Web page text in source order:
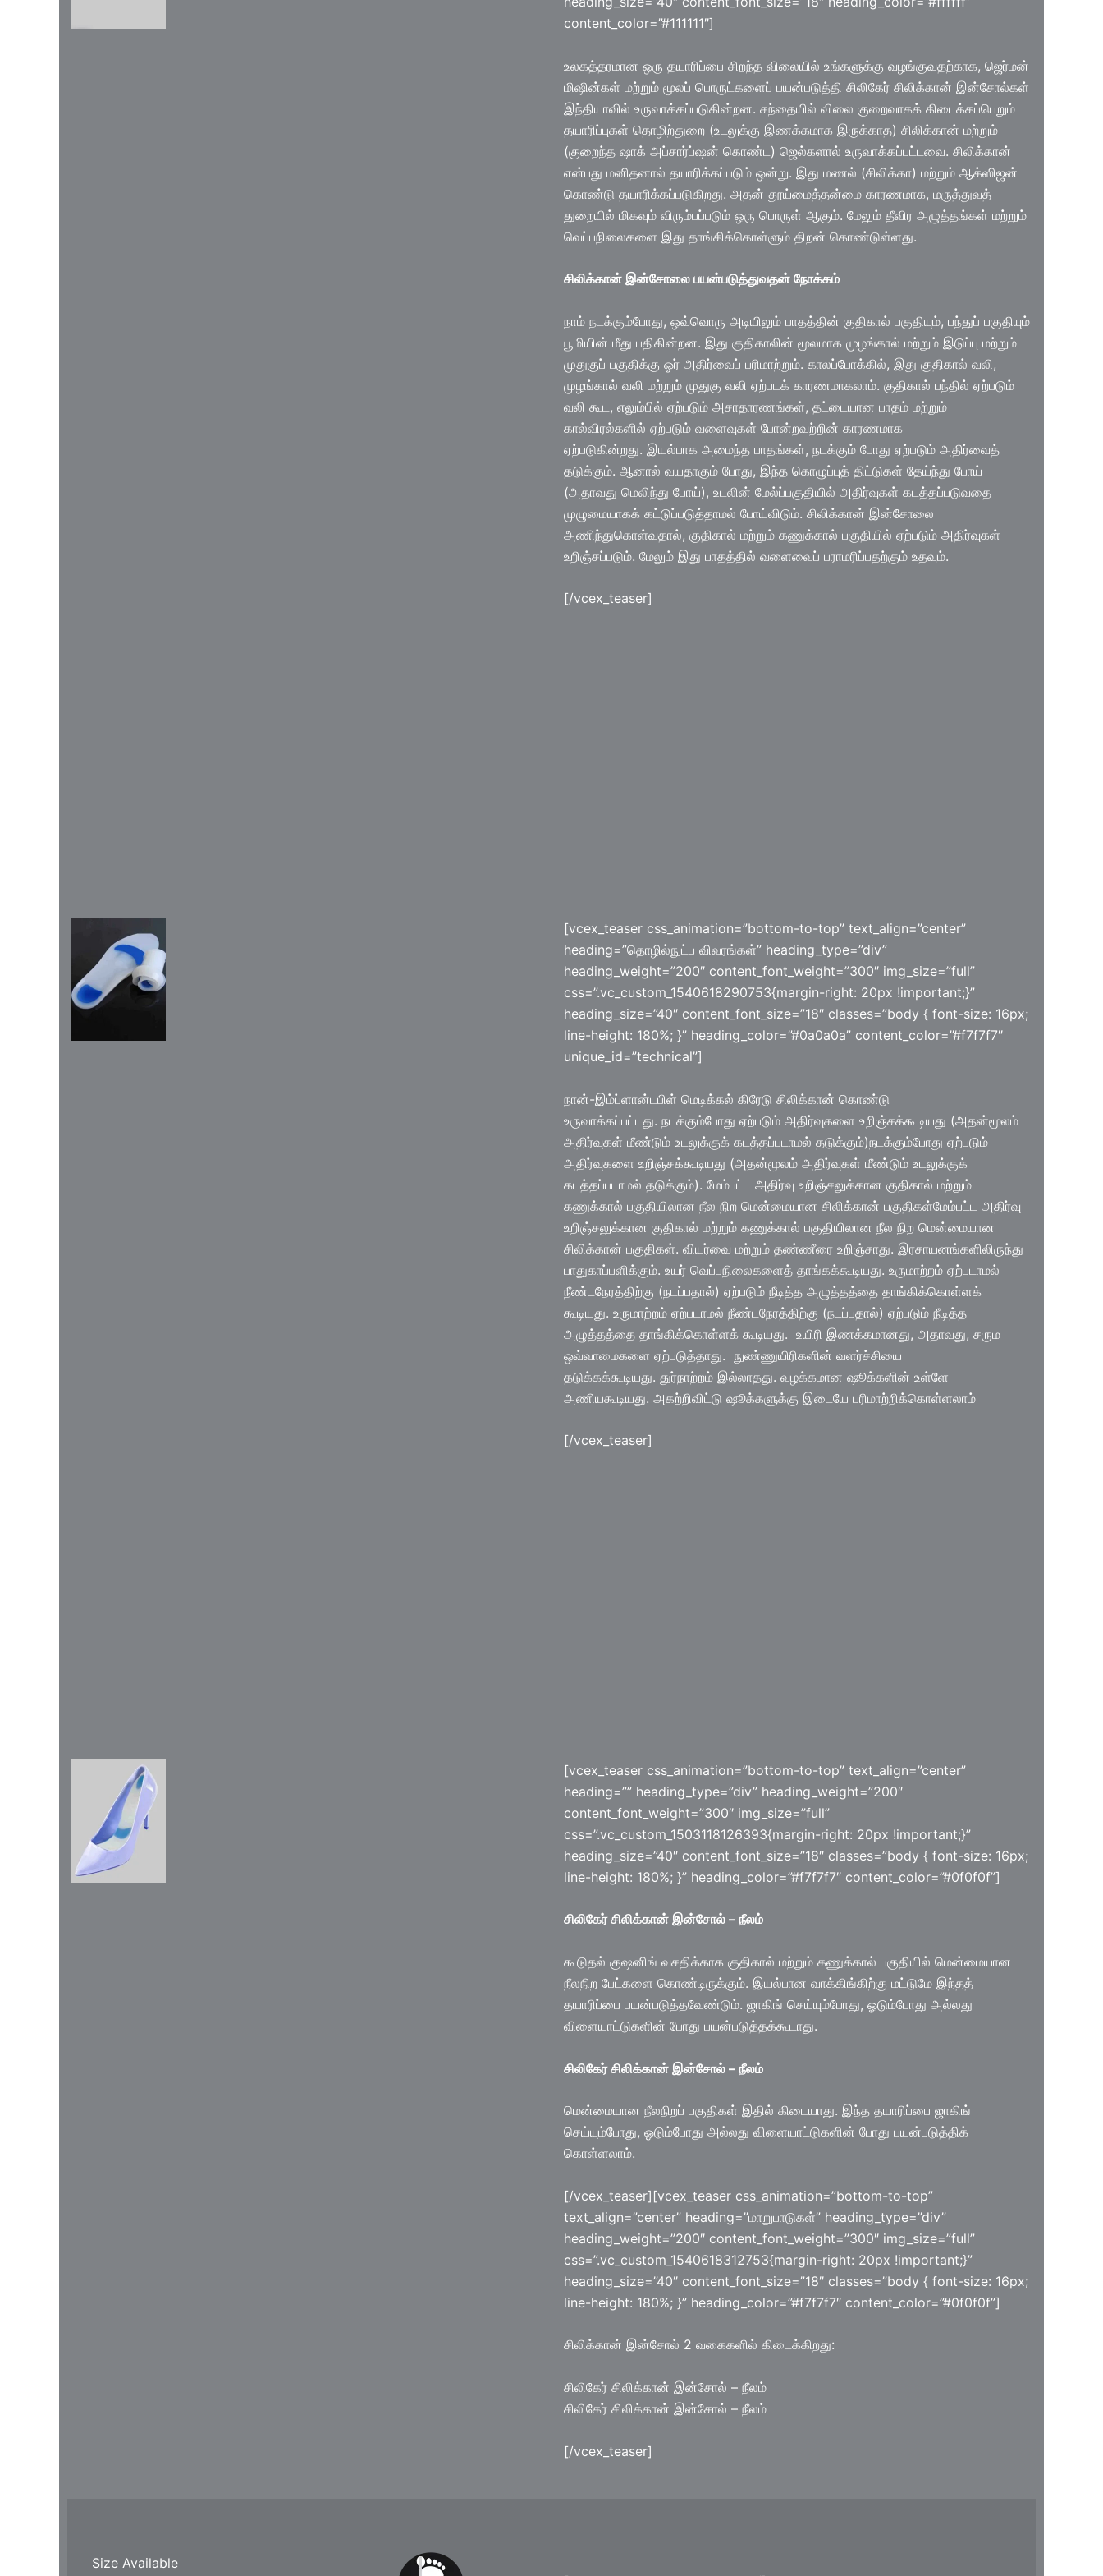
content_color=”#111111″]
உலகத்தரமான ஒரு தயாரிப்பை சிறந்த விலையில் உங்களுக்கு வழங்குவதற்காக, ஜெர்மன்
மிஷின்கள் மற்றும் மூலப் பொருட்களைப் பயன்படுத்தி சிலிகேர் சிலிக்கான் இன்சோல்கள்
இந்தியாவில் உருவாக்கப்படுகின்றன. சந்தையில் விலை குறைவாகக் கிடைக்கப்பெறும்
தயாரிப்புகள் தொழிற்துறை (உடலுக்கு இணக்கமாக இருக்காத) சிலிக்கான் மற்றும்
(குறைந்த ஷாக் அப்சார்ப்ஷன் கொண்ட) ஜெல்களால் உருவாக்கப்பட்டவை. சிலிக்கான்
என்பது மனிதனால் தயாரிக்கப்படும் ஒன்று. இது மணல் (சிலிக்கா) மற்றும் ஆக்ஸிஜன்
கொண்டு தயாரிக்கப்படுகிறது. அதன் தூய்மைத்தன்மை காரணமாக, மருத்துவத்
துறையில் மிகவும் விரும்பப்படும் ஒரு பொருள் ஆகும். மேலும் தீவிர அழுத்தங்கள் மற்றும்
வெப்பநிலைகளை இது தாங்கிக்கொள்ளும் திறன் கொண்டுள்ளது.
சிலிக்கான் இன்சோலை பயன்படுத்துவதன் நோக்கம்
நாம் நடக்கும்போது, ஒவ்வொரு அடியிலும் பாதத்தின் குதிகால் பகுதியும், பந்துப் பகுதியும்
பூமியின் மீது பதிகின்றன. இது குதிகாலின் மூலமாக முழங்கால் மற்றும் இடுப்பு மற்றும்
முதுகுப் பகுதிக்கு ஓர் அதிர்வைப் பரிமாற்றும். காலப்போக்கில், இது குதிகால் வலி,
முழங்கால் வலி மற்றும் முதுகு வலி ஏற்படக் காரணமாகலாம். குதிகால் பந்தில் ஏற்படும்
வலி கூட, எலும்பில் ஏற்படும் அசாதாரணங்கள், தட்டையான பாதம் மற்றும்
கால்விரல்களில் ஏற்படும் வளைவுகள் போன்றவற்றின் காரணமாக
ஏற்படுகின்றது. இயல்பாக அமைந்த பாதங்கள், நடக்கும் போது ஏற்படும் அதிர்வைத்
தடுக்கும். ஆனால் வயதாகும் போது, இந்த கொழுப்புத் திட்டுகள் தேய்ந்து போய்
(அதாவது மெலிந்து போய்), உடலின் மேல்ப்பகுதியில் அதிர்வுகள் கடத்தப்படுவதை
முழுமையாகக் கட்டுப்படுத்தாமல் போய்விடும். சிலிக்கான் இன்சோலை
அணிந்துகொள்வதால், குதிகால் மற்றும் கணுக்கால் பகுதியில் ஏற்படும் அதிர்வுகள்
உறிஞ்சப்படும். மேலும் இது பாதத்தில் வளைவைப் பராமரிப்பதற்கும் உதவும்.
[/vcex_teaser]
[vcex_teaser css_animation=”bottom-to-top” text_align=”center”
heading=”தொழில்நுட்ப விவரங்கள்” heading_type=”div”
heading_weight=”200″ content_font_weight=”300″ img_size=”full”
css=”.vc_custom_1540618290753{margin-right: 20px !important;}”
heading_size=”40″ content_font_size=”18″ classes=”body { font-size: 16px;
line-height: 180%; }” heading_color=”#0a0a0a” content_color=”#f7f7f7″
unique_id=”technical”]
நான்-இம்ப்ளான்டபிள் மெடிக்கல் கிரேடு சிலிக்கான் கொண்டு
உருவாக்கப்பட்டது. நடக்கும்போது ஏற்படும் அதிர்வுகளை உறிஞ்சக்கூடியது (அதன்மூலம்
அதிர்வுகள் மீண்டும் உடலுக்குக் கடத்தப்படாமல் தடுக்கும்)நடக்கும்போது ஏற்படும்
அதிர்வுகளை உறிஞ்சக்கூடியது (அதன்மூலம் அதிர்வுகள் மீண்டும் உடலுக்குக்
கடத்தப்படாமல் தடுக்கும்). மேம்பட்ட அதிர்வு உறிஞ்சலுக்கான குதிகால் மற்றும்
கணுக்கால் பகுதியிலான நீல நிற மென்மையான சிலிக்கான் பகுதிகள்மேம்பட்ட அதிர்வு
உறிஞ்சலுக்கான குதிகால் மற்றும் கணுக்கால் பகுதியிலான நீல நிற மென்மையான
சிலிக்கான் பகுதிகள். வியர்வை மற்றும் தண்ணீரை உறிஞ்சாது. இரசாயனங்களிலிருந்து
பாதுகாப்பளிக்கும். உயர் வெப்பநிலைகளைத் தாங்கக்கூடியது. உருமாற்றம் ஏற்படாமல்
நீண்டநேரத்திற்கு (நடப்பதால்) ஏற்படும் நீடித்த அழுத்தத்தை தாங்கிக்கொள்ளக்
கூடியது. உருமாற்றம் ஏற்படாமல் நீண்டநேரத்திற்கு (நடப்பதால்) ஏற்படும் நீடித்த
அழுத்தத்தை தாங்கிக்கொள்ளக் கூடியது. உயிரி இணக்கமானது, அதாவது, சரும
ஒவ்வாமைகளை ஏற்படுத்தாது. நுண்ணுயிரிகளின் வளர்ச்சியை
தடுக்கக்கூடியது. துர்நாற்றம் இல்லாதது. வழக்கமான ஷூக்களின் உள்ளே
அணியகூடியது. அகற்றிவிட்டு ஷூக்களுக்கு இடையே பரிமாற்றிக்கொள்ளலாம்
[/vcex_teaser]
[vcex_teaser css_animation=”bottom-to-top” text_align=”center”
heading=”” heading_type=”div” heading_weight=”200″
content_font_weight=”300″ img_size=”full”
css=”.vc_custom_1503118126393{margin-right: 20px !important;}”
heading_size=”40″ content_font_size=”18″ classes=”body { font-size: 16px;
line-height: 180%; }” heading_color=”#f7f7f7″ content_color=”#0f0f0f”]
சிலிகேர் சிலிக்கான் இன்சோல் – நீலம்
கூடுதல் குஷனிங் வசதிக்காக குதிகால் மற்றும் கணுக்கால் பகுதியில் மென்மையான
நீலநிற பேட்களை கொண்டிருக்கும். இயல்பான வாக்கிங்கிற்கு மட்டுமே இந்தத்
தயாரிப்பை பயன்படுத்தவேண்டும். ஜாகிங் செய்யும்போது, ஓடும்போது அல்லது
விளையாட்டுகளின் போது பயன்படுத்தக்கூடாது.
சிலிகேர் சிலிக்கான் இன்சோல் – நீலம்
மென்மையான நீலநிறப் பகுதிகள் இதில் கிடையாது. இந்த தயாரிப்பை ஜாகிங்
செய்யும்போது, ஓடும்போது அல்லது விளையாட்டுகளின் போது பயன்படுத்திக்
கொள்ளலாம்.
[/vcex_teaser][vcex_teaser css_animation=”bottom-to-top”
text_align=”center” heading=”மாறுபாடுகள்” heading_type=”div”
heading_weight=”200″ content_font_weight=”300″ img_size=”full”
css=”.vc_custom_1540618312753{margin-right: 20px !important;}”
heading_size=”40″ content_font_size=”18″ classes=”body { font-size: 16px;
line-height: 180%; }” heading_color=”#f7f7f7″ content_color=”#0f0f0f”]
சிலிக்கான் இன்சோல் 2 வகைகளில் கிடைக்கிறது:
சிலிகேர் சிலிக்கான் இன்சோல் – நீலம்
சிலிகேர் சிலிக்கான் இன்சோல் – நீலம்
[/vcex_teaser]
Size Available